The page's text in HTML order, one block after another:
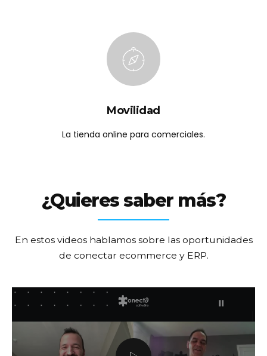
Movilidad
La tienda online para comerciales.
¿Quieres saber más?
En estos videos hablamos sobre las oportunidades
de conectar ecommerce y ERP.